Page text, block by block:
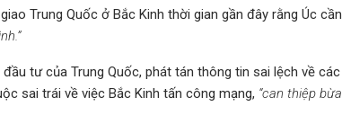
Trung Quốc ở Bắc Kinh thời gian gần đây rằng Úc cần
tư của Trung Quốc, phát tán thông tin sai lệch về các
sai trái về việc Bắc Kinh tấn công mạng, “can thiệp bừa